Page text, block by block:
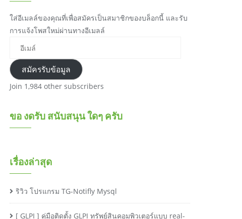
ใส่อีเมลล์ของคุณที่เพื่อสมัครเป็นสมาชิกของบล็อกนี้ และรับ
การแจ้งโพสใหม่ผ่านทางอีเมลล์
ม
ล์
สมัครรับข้อมูล
Join 1,984 other subscribers
ขอ งดรับ สนับสนุน ใดๆ ครับ
เรื่องล่าสุด
ริวิว โปรแกรม TG-Notifly Mysql
[ GLPI ] คู่มือติดตั้ง GLPI ทรัพย์สินคอมพิวเตอร์แบบ real-